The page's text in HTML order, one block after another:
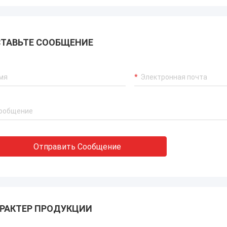
СООБЩЕНИЕ
Отправить Сообщение
ПРОДУКЦИИ